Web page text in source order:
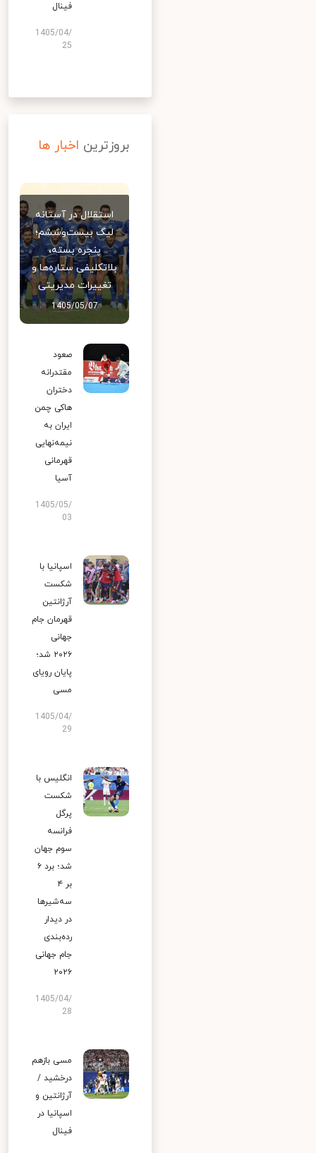
فینال
1405/04/
25
بروزترین اخبار ها
استقلال در آستانه
لیگ بیست‌وششم؛
پنجره بسته،
بلاتکلیفی ستاره‌ها و
تغییرات مدیریتی
1405/05/07
صعود
مقتدرانه
دختران
هاکی چمن
ایران به
نیمه‌نهایی
قهرمانی
آسیا
1405/05/
03
اسپانیا با
شکست
آرژانتین
قهرمان جام
جهانی
۲۰۲۶ شد؛
پایان رویای
مسی
1405/04/
29
انگلیس با
شکست
پرگل
فرانسه
سوم جهان
شد؛ برد ۶
بر ۴
سه‌شیرها
در دیدار
رده‌بندی
جام جهانی
۲۰۲۶
1405/04/
28
مسی بازهم
درخشید /
آرژانتین و
اسپانیا در
فینال